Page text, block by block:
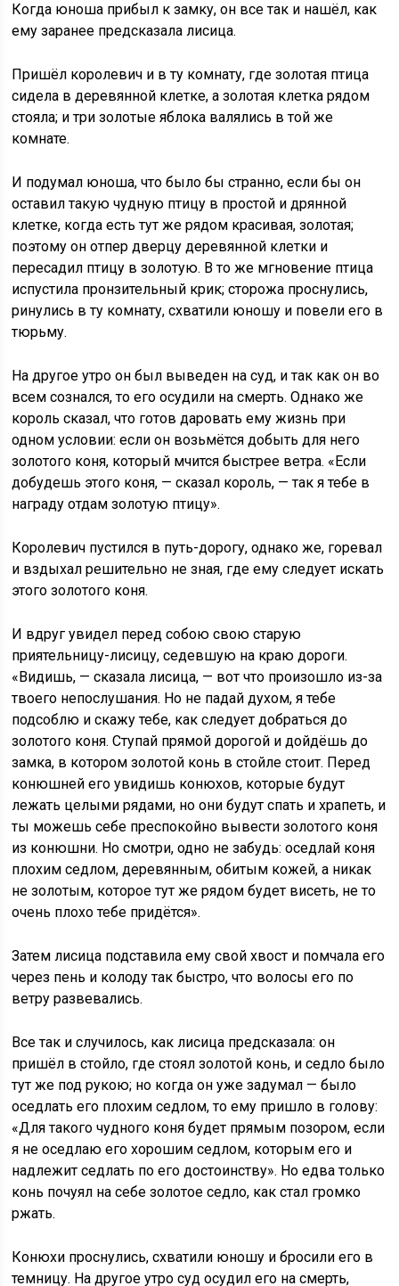
Когда юноша прибыл к замку, он все так и нашёл, как
ему заранее предсказала лисица.
Пришёл королевич и в ту комнату, где золотая птица
сидела в деревянной клетке, а золотая клетка рядом
стояла; и три золотые яблока валялись в той же
комнате.
И подумал юноша, что было бы странно, если бы он
оставил такую чудную птицу в простой и дрянной
клетке, когда есть тут же рядом красивая, золотая;
поэтому он отпер дверцу деревянной клетки и
пересадил птицу в золотую. В то же мгновение птица
испустила пронзительный крик; сторожа проснулись,
ринулись в ту комнату, схватили юношу и повели его в
тюрьму.
На другое утро он был выведен на суд, и так как он во
всем сознался, то его осудили на смерть. Однако же
король сказал, что готов даровать ему жизнь при
одном условии: если он возьмётся добыть для него
золотого коня, который мчится быстрее ветра. «Если
добудешь этого коня, — сказал король, — так я тебе в
награду отдам золотую птицу».
Королевич пустился в путь-дорогу, однако же, горевал
и вздыхал решительно не зная, где ему следует искать
этого золотого коня.
И вдруг увидел перед собою свою старую
приятельницу-лисицу, седевшую на краю дороги.
«Видишь, — сказала лисица, — вот что произошло из-за
твоего непослушания. Но не падай духом, я тебе
подсоблю и скажу тебе, как следует добраться до
золотого коня. Ступай прямой дорогой и дойдёшь до
замка, в котором золотой конь в стойле стоит. Перед
конюшней его увидишь конюхов, которые будут
лежать целыми рядами, но они будут спать и храпеть, и
ты можешь себе преспокойно вывести золотого коня
из конюшни. Но смотри, одно не забудь: оседлай коня
плохим седлом, деревянным, обитым кожей, а никак
не золотым, которое тут же рядом будет висеть, не то
очень плохо тебе придётся».
Затем лисица подставила ему свой хвост и помчала его
через пень и колоду так быстро, что волосы его по
ветру развевались.
Все так и случилось, как лисица предсказала: он
пришёл в стойло, где стоял золотой конь, и седло было
тут же под рукою; но когда он уже задумал — было
оседлать его плохим седлом, то ему пришло в голову:
«Для такого чудного коня будет прямым позором, если
я не оседлаю его хорошим седлом, которым его и
надлежит седлать по его достоинству». Но едва только
конь почуял на себе золотое седло, как стал громко
ржать.
Конюхи проснулись, схватили юношу и бросили его в
темницу. На другое утро суд осудил его на смерть,